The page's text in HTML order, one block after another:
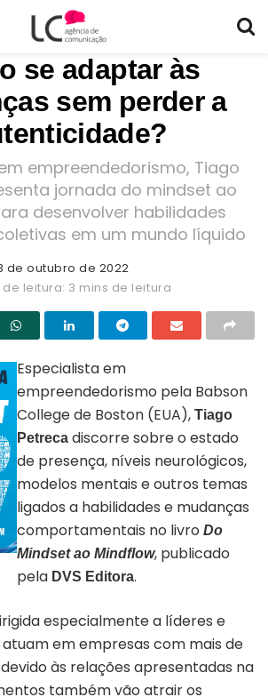
se adaptar às
sem perder a
empreendedorismo, Tiago
jornada do mindset ao
desenvolver habilidades
em um mundo líquido
de outubro de 2022
leitura: 3 mins de leitura
Especialista em
empreendedorismo pela Babson
College de Boston (EUA), Tiago
Petreca discorre sobre o estado
de presença, níveis neurológicos,
modelos mentais e outros temas
ligados a habilidades e mudanças
comportamentais no livro Do
Mindset ao Mindflow, publicado
pela DVS Editora.
especialmente a líderes e
atuam em empresas com mais de
às relações apresentadas na
também vão atrair os